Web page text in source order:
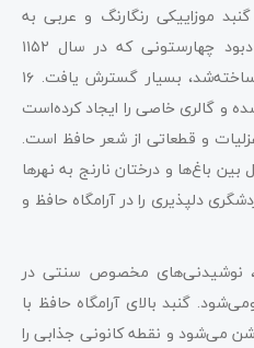
موزاییکی رنگارنگ و عربی به
کاررفته‌است. البته تالار اصلی یادبود چهارستونی که در سال ۱۱۵۲
خورشیدی توسط کریم خان زند ساخته‌شد، بسیار گسترش یافت. ۱۶
و گالری خاصی را ایجاد کرده‌است
و قطعاتی از شعر حافظ است.
باغ‌ها و درختان نارنج به نهرها
دلپذیری را در آرامگاه حافظ و
نوشیدنی‌های مخصوص سنتی در
گنبد بالای آرامگاه حافظ با
می‌شود و نقطه کانونی جذابی را